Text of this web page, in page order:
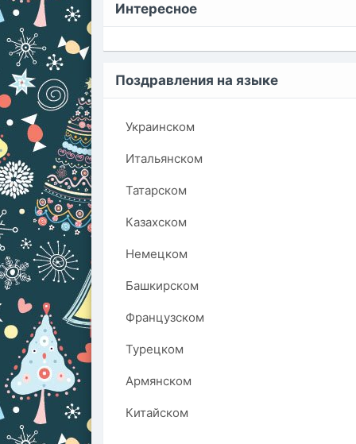
Интересное
Поздравления на языке
Украинском
Итальянском
Татарском
Казахском
Немецком
Башкирском
Французском
Турецком
Армянском
Китайском